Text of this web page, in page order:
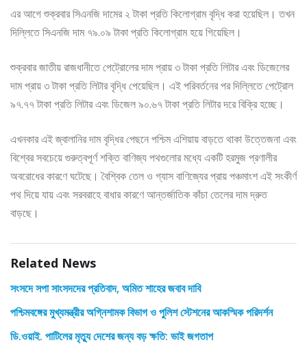
এর আগে শুক্রবার সিএনজি দামের ২ টাকা প্রতি কিলোগ্রাম বৃদ্ধি করা হয়েছিল। তখন
দিল্লিতে সিএনজি দাম ৭৯.০৯ টাকা প্রতি কিলোগ্রাম হয়ে গিয়েছিল।
শুক্রবার জাতীয় রাজধানীতে পেট্রোলের দাম প্রায় ৩ টাকা প্রতি লিটার এবং ডিজেলের
দাম প্রায় ৩ টাকা প্রতি লিটার বৃদ্ধি পেয়েছিল। এই পরিবর্তনের পর দিল্লিতে পেট্রোল
৯৭.৭৭ টাকা প্রতি লিটার এবং ডিজেল ৯০.৬৭ টাকা প্রতি লিটার দরে বিক্রি হচ্ছে।
এখনকার এই জ্বালানির দাম বৃদ্ধির পেছনে পশ্চিম এশিয়ায় বাড়তে থাকা উত্তেজনা এবং
বিশ্বের সবচেয়ে গুরুত্বপূর্ণ শক্তি বাণিজ্য পথগুলোর মধ্যে একটি হরমুজ প্রণালীর
অবরোধের কারণে ঘটেছে। বৈশ্বিক তেল ও গ্যাস বাণিজ্যের প্রায় পঞ্চমাংশ এই সংকীর্ণ
পথ দিয়ে যায় এবং সরবরাহে বাধার কারণে আন্তর্জাতিক কাঁচা তেলের দাম দ্রুত
বাড়ছে।
Related News
সংসদে সপা সাংসদদের প্রতিবাদ, অমিত শাহের জবাব দাবি
পশ্চিমবঙ্গের মুখ্যমন্ত্রীর অগ্নিশামক বিভাগ ও পুলিশ স্টেশনের আকস্মিক পরিদর্শন
ডি.ওয়াই. পাটিলের মৃত্যু দেশের জন্য বড় ক্ষতি: ভাই জগতাপ